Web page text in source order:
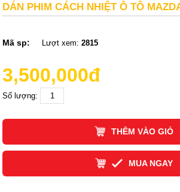
DÁN PHIM CÁCH NHIỆT Ô TÔ
Mã sp: Lượt xem:2815
3,500,000đ
Số lượng:
THÊM VÀO GIỎ
MUA NGAY